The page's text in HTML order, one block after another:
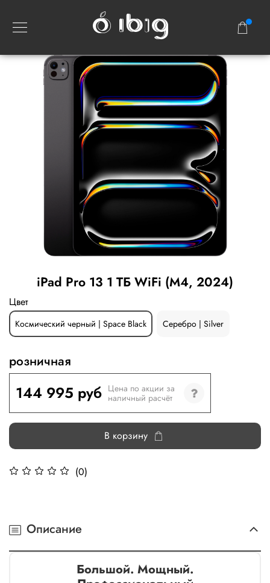
iPad Pro 13 1 ТБ WiFi (M4, 2024)
(0)
Цвет
Космический черный | Space Black Серебро | Silver
розничная
144 995 руб Цена по акции за
наличный расчёт
В корзину
Описание
Большой. Мощный.